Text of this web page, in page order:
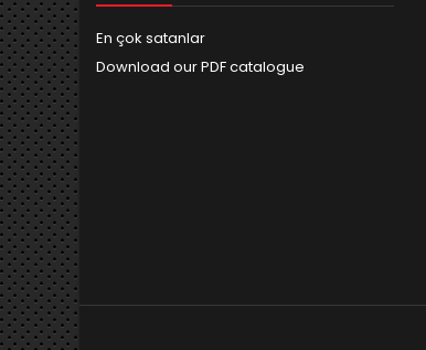
En çok satanlar
Download our PDF catalogue